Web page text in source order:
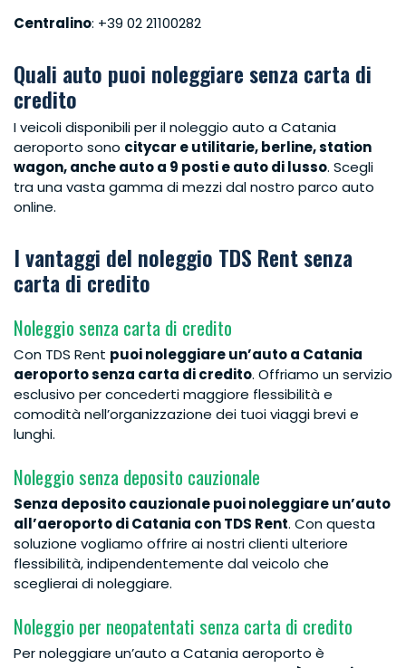
Centralino: +39 02 21100282
Quali auto puoi noleggiare senza carta di
credito
I veicoli disponibili per il noleggio auto a Catania
aeroporto sono citycar e utilitarie, berline, station
wagon, anche auto a 9 posti e auto di lusso. Scegli
tra una vasta gamma di mezzi dal nostro parco auto
online.
I vantaggi del noleggio TDS Rent senza
carta di credito
Noleggio senza carta di credito
Con TDS Rent puoi noleggiare un’auto a Catania
aeroporto senza carta di credito. Offriamo un servizio
esclusivo per concederti maggiore flessibilità e
comodità nell’organizzazione dei tuoi viaggi brevi e
lunghi.
Noleggio senza deposito cauzionale
Senza deposito cauzionale puoi noleggiare un’auto
all’aeroporto di Catania con TDS Rent. Con questa
soluzione vogliamo offrire ai nostri clienti ulteriore
flessibilità, indipendentemente dal veicolo che
sceglierai di noleggiare.
Noleggio per neopatentati senza carta di credito
Per noleggiare un’auto a Catania aeroporto è